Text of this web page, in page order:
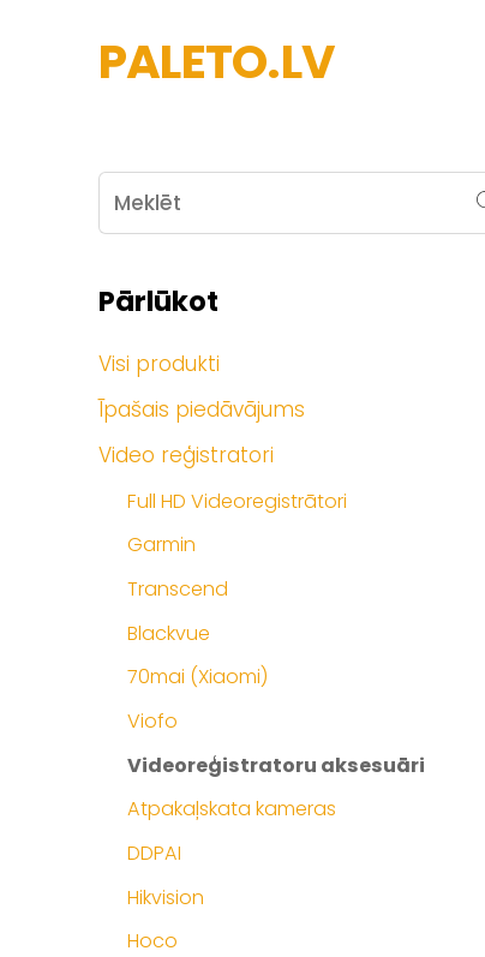
PALETO.LV
Pārlūkot
Visi produkti
Īpašais piedāvājums
Video reģistratori
Full HD Videoregistrātori
Garmin
Transcend
Blackvue
70mai (Xiaomi)
Viofo
Videoreģistratoru aksesuāri
Atpakaļskata kameras
DDPAI
Hikvision
Hoco